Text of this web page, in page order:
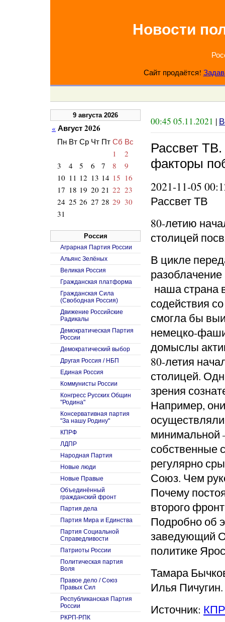
Новости
Сайт продаётся!
00:45 05.11.2021 |
Рассвет
факторы
2021-11-05
Рассвет ТВ
80-летию
столицей
В цикле
наша страна
содействия
смогла бы
немецко-
домыслы
80-летия
столицей.
зрения
Например,
минимальной
собственные
регулярно
Союз. Чем
Почему
второго
Подробно об
заведующий
политике
Тамара
Илья Пичугин.
Источник:
9 августа 2026
« Август 2026
Пн Вт Ср Чт Пт Сб Вс
1
2
3
4 5 6 7 8
9
10 11 12 13 14 15 16
17 18 19 20 21 22 23
24 25 26 27 28 29 30
31
Россия
Аграрная Партия России
Альянс Зелёных
Великая Россия
Гражданская платформа
Гражданская Сила
(Свободная Россия)
Движение Российские
Радикалы
Демократическая Партия
России
Демократический выбор
Другая Россия / НБП
Единая Россия
Коммунисты России
Конгресс Русских Общин
"Родина"
Консервативная партия
"За нашу Родину"
КПРФ
ЛДПР
Народная Партия
Новые люди
Новые Правые
Объединённый
гражданский фронт
Партия дела
Партия Мира и Единства
Партия Социальной
Справедливости
Патриоты России
Политическая партия
Воля
Правое дело / Союз
Правых Сил
Республиканская Партия
России
РКРП-РПК